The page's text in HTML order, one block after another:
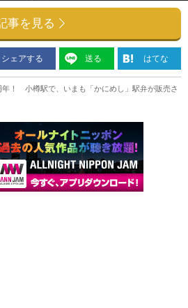
事を見る
シェアする 送る はてな
年！ 小樽駅で、いまも「かにめし」駅弁が販売さ